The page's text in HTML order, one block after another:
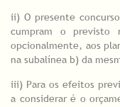
ii) O presente
cumpram o previsto
opcionalmente, aos
na subalínea b) da
iii) Para os efeitos
a considerar é o